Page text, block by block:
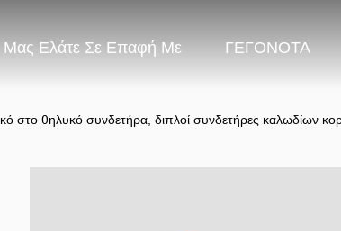
Μας Ελάτε Σε Επαφή Με ΓΕΓΟΝΟΤΑ
στο θηλυκό συνδετήρα, διπλοί συνδετήρες καλωδίων